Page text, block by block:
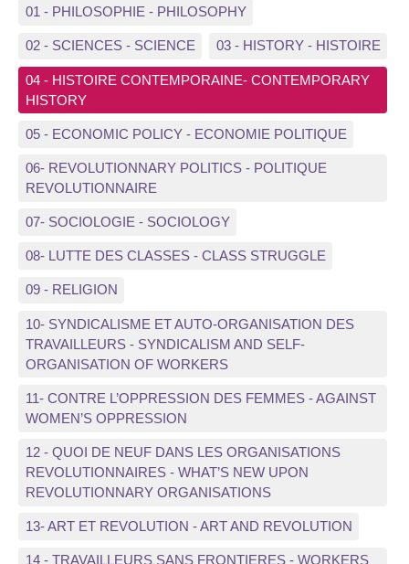
01 - PHILOSOPHIE - PHILOSOPHY
02 - SCIENCES - SCIENCE 03 - HISTORY - HISTOIRE
04 - HISTOIRE CONTEMPORAINE- CONTEMPORARY
HISTORY
05 - ECONOMIC POLICY - ECONOMIE POLITIQUE
06- REVOLUTIONNARY POLITICS - POLITIQUE
REVOLUTIONNAIRE
07- SOCIOLOGIE - SOCIOLOGY
08- LUTTE DES CLASSES - CLASS STRUGGLE
09 - RELIGION
10- SYNDICALISME ET AUTO-ORGANISATION DES
TRAVAILLEURS - SYNDICALISM AND SELF-
ORGANISATION OF WORKERS
11- CONTRE L’OPPRESSION DES FEMMES - AGAINST
WOMEN’S OPPRESSION
12 - QUOI DE NEUF DANS LES ORGANISATIONS
REVOLUTIONNAIRES - WHAT’S NEW UPON
REVOLUTIONNARY ORGANISATIONS
13- ART ET REVOLUTION - ART AND REVOLUTION
14 - TRAVAILLEURS SANS FRONTIERES - WORKERS